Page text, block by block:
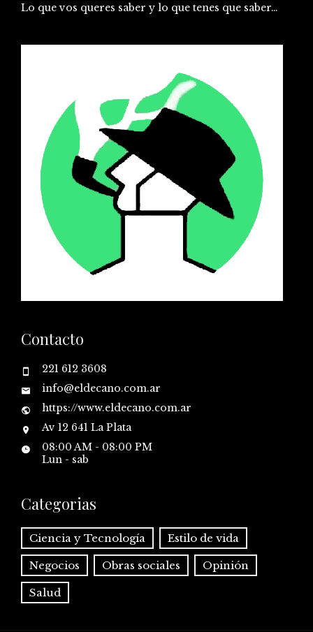
Lo que vos queres saber y lo que tenes que saber…
Contacto
221 612 3608
info@eldecano.com.ar
https://www.eldecano.com.ar
Av 12 641 La Plata
08:00 AM - 08:00 PM
Lun - sab
Categorias
Ciencia y Tecnología Estilo de vida
Negocios Obras sociales Opinión
Salud